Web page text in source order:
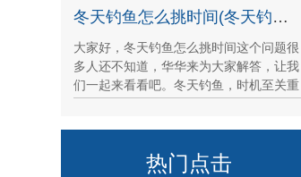
寒冷的气温可能会
冬天钓鱼怎么挑时间(冬天钓鱼怎么选钓位)
大家好，冬天钓鱼怎么挑时间这个问题很
多人还不知道，华华来为大家解答，让我
们一起来看看吧。冬天钓鱼，时机至关重
要冬季是钓鱼的淡季，因为水温降低，鱼
热门点击